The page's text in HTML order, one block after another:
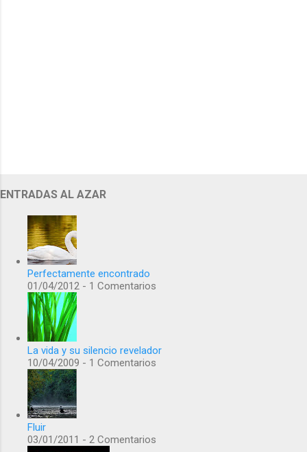
ENTRADAS AL AZAR
Perfectamente encontrado
01/04/2012 - 1 Comentarios
La vida y su silencio revelador
10/04/2009 - 1 Comentarios
Fluir
03/01/2011 - 2 Comentarios